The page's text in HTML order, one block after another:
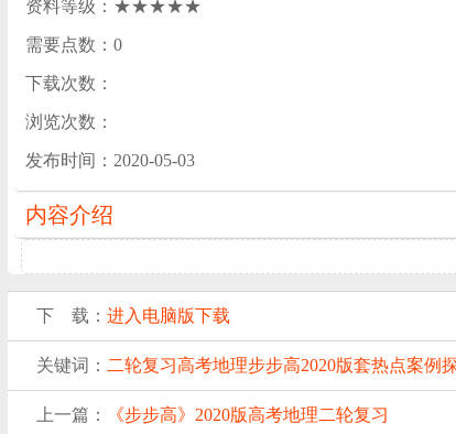
资料等级：★★★★★
需要点数：0
下载次数：
浏览次数：
发布时间：2020-05-03
内容介绍
下 载：进入电脑版下载
关键词： 二轮复习高考地理步步高2020版套热点案例
上一篇： 《步步高》2020版高考地理二轮复习